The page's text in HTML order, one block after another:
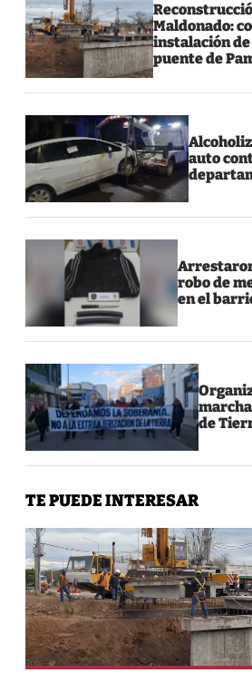
Maldonado:
instalación
puente de
auto
robo de
en el
de
TE PUEDE INTERESAR